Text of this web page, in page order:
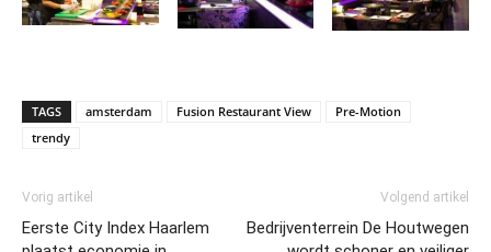
TAGS amsterdam Fusion Restaurant View
Pre-Motion
trendy
Vorig artikel
Eerste City Index Haarlem
Volgend artikel
Bedrijventerrein De Houtwegen